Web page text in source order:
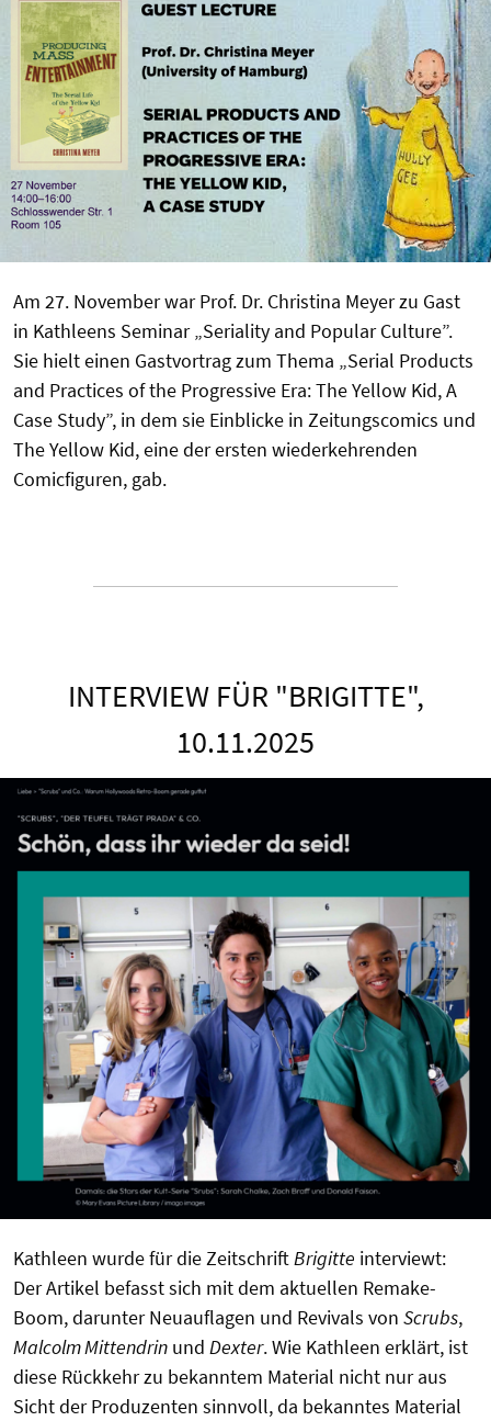
Am 27. November war Prof. Dr. Christina Meyer zu Gast
in Kathleens Seminar „Seriality and Popular Culture”.
Sie hielt einen Gastvortrag zum Thema „Serial Products
and Practices of the Progressive Era: The Yellow Kid, A
Case Study”, in dem sie Einblicke in Zeitungscomics und
The Yellow Kid, eine der ersten wiederkehrenden
Comicfiguren, gab.
INTERVIEW FÜR "BRIGITTE",
10.11.2025
Kathleen wurde für die ZeitschriftBrigitte interviewt:
Der Artikel befasst sich mit dem aktuellen Remake-
Boom, darunter Neuauflagen und Revivals von Scrubs,
Malcolm Mittendrin und Dexter. Wie Kathleen erklärt, ist
diese Rückkehr zu bekanntem Material nicht nur aus
Sicht der Produzenten sinnvoll, da bekanntes Material